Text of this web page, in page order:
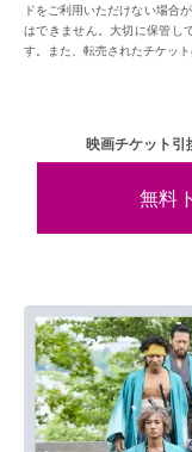
ドをご利⽤いただけない場合
はできません。⼤切に保管
す。また、転売されたチケット
映画チケット引
無料